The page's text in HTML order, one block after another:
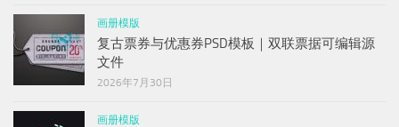
画册模版
复古票券与优惠券PSD模板｜双联票据可编辑源
文件
2026年7月30日
画册模版